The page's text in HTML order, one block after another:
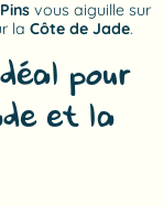
vous aiguille sur
la Côte de Jade.
pour
et la